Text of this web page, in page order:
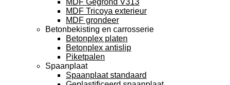
MDF Gegrond V313
MDF Tricoya exterieur
MDF grondeer
Betonbekisting en carrosserie
Betonplex platen
Betonplex antislip
Piketpalen
Spaanplaat
Spaanplaat standaard